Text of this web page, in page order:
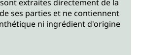
extraites directement de la
ses parties et ne contiennent
ni ingrédient d'origine